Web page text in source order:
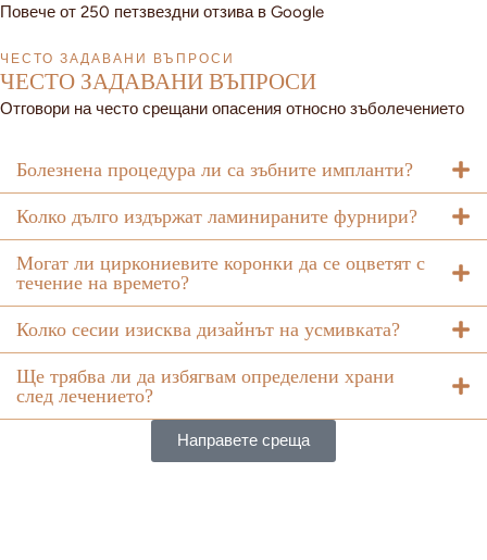
Повече от 250 петзвездни отзива в Google
ЧЕСТО ЗАДАВАНИ ВЪПРОСИ
ЧЕСТО ЗАДАВАНИ ВЪПРОСИ
Отговори на често срещани опасения относно зъболечението
Болезнена процедура ли са зъбните импланти?
Колко дълго издържат ламинираните фурнири?
Могат ли циркониевите коронки да се оцветят с
течение на времето?
Колко сесии изисква дизайнът на усмивката?
Ще трябва ли да избягвам определени храни
след лечението?
Направете среща